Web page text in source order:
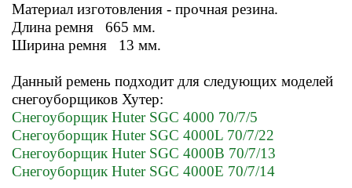
Материал изготовления - прочная резина.
Длина ремня 665 мм.
Ширина ремня 13 мм.
Данный ремень подходит для следующих моделей
снегоуборщиков Хутер:
Снегоуборщик Huter SGC 4000 70/7/5
Снегоуборщик Huter SGC 4000L 70/7/22
Снегоуборщик Huter SGC 4000B 70/7/13
Снегоуборщик Huter SGC 4000E 70/7/14